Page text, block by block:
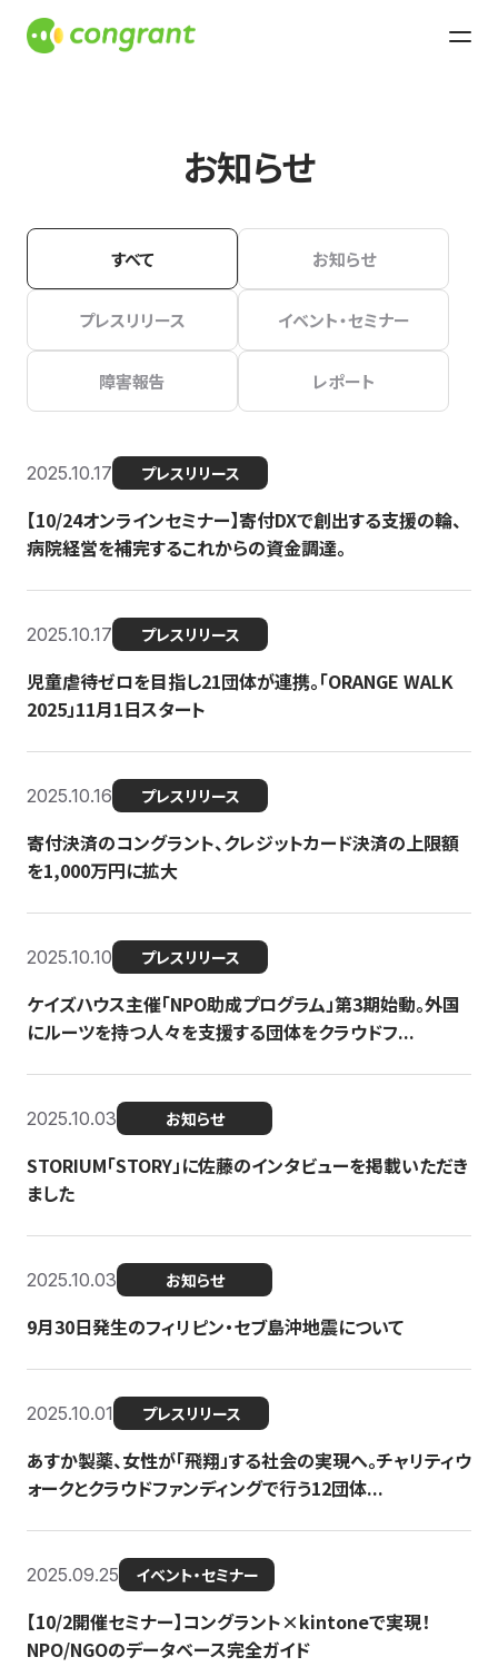
お知らせ
すべて お知らせ
プレスリリース イベント・セミナー
障害報告 レポート
2025.10.17 プレスリリース
【10/24オンラインセミナー】寄付DXで創出する支援の輪、
病院経営を補完するこれからの資金調達。
2025.10.17 プレスリリース
児童虐待ゼロを目指し21団体が連携。「ORANGE WALK
2025」11月1日スタート
2025.10.16 プレスリリース
寄付決済のコングラント、クレジットカード決済の上限額
を1,000万円に拡大
2025.10.10 プレスリリース
ケイズハウス主催「NPO助成プログラム」第3期始動。外国
にルーツを持つ人々を支援する団体をクラウドフ...
2025.10.03 お知らせ
STORIUM「STORY」に佐藤のインタビューを掲載いただき
ました
2025.10.03 お知らせ
9月30日発生のフィリピン・セブ島沖地震について
2025.10.01 プレスリリース
あすか製薬、女性が「飛翔」する社会の実現へ。チャリティウ
ォークとクラウドファンディングで行う12団体...
2025.09.25 イベント・セミナー
【10/2開催セミナー】コングラント×kintoneで実現！
NPO/NGOのデータベース完全ガイド